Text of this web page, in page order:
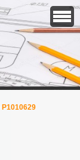
P1010629